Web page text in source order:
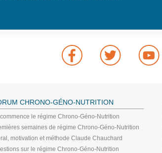
CHRONO-GÉNO-NUTRITION
le régime Chrono-Géno-Nutrition
semaines de régime Chrono-Géno-Nutrition
motivation et méthode Claude Chauchard
sur le régime Chrono-Géno-Nutrition